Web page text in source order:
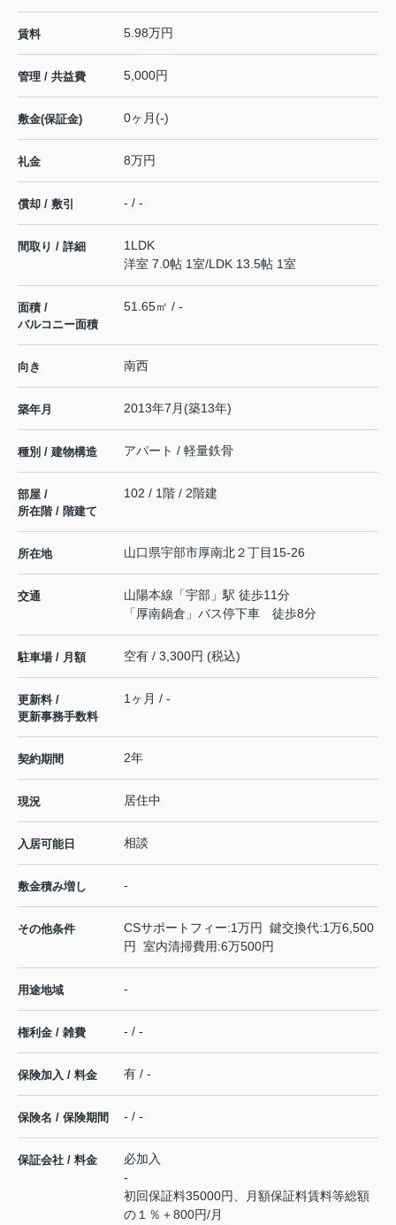
賃料 5.98万円
管理 / 共益費 5,000円
敷金(保証金) 0ヶ月(-)
礼金 8万円
償却 / 敷引 - / -
間取り / 詳細
1LDK
洋室 7.0帖 1室/LDK 13.5帖 1室
面積 /
バルコニー面積
51.65㎡ / -
向き 南西
築年月 2013年7月(築13年)
種別 / 建物構造 アパート / 軽量鉄骨
部屋 /
所在階 / 階建て
102 / 1階 / 2階建
所在地 山口県宇部市厚南北２丁目15-26
交通 山陽本線 「宇部 」駅 徒歩11分
「厚南鍋倉」バス停下車 徒歩8分
駐車場 / 月額 空有 / 3,300円 (税込)
更新料 /
更新事務手数料
1ヶ月 / -
契約期間 2年
現況 居住中
入居可能日 相談
敷金積み増し -
その他条件
CSサポートフィー:1万円 鍵交換代:1万6,500
円 室内清掃費用:6万500円
用途地域 -
権利金 / 雑費 - / -
保険加入 / 料金 有 / -
保険名 / 保険期間 - / -
保証会社 / 料金
必加入
-
初回保証料35000円、月額保証料賃料等総額
の１％＋800円/月